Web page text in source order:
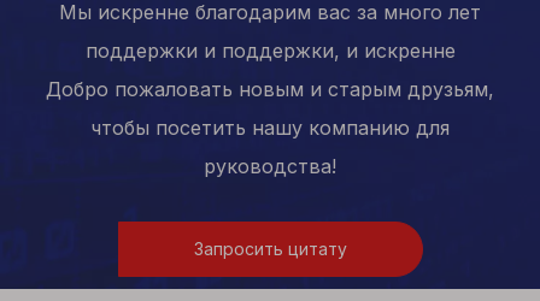
Мы искренне благодарим вас за много лет
поддержки и поддержки, и искренне
Добро пожаловать новым и старым друзьям,
чтобы посетить нашу компанию для
руководства!
Запросить цитату